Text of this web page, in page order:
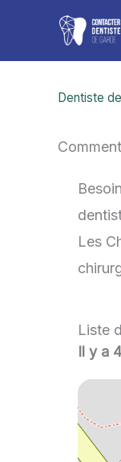
contenu
Dentiste
Les
Liste
Il y a